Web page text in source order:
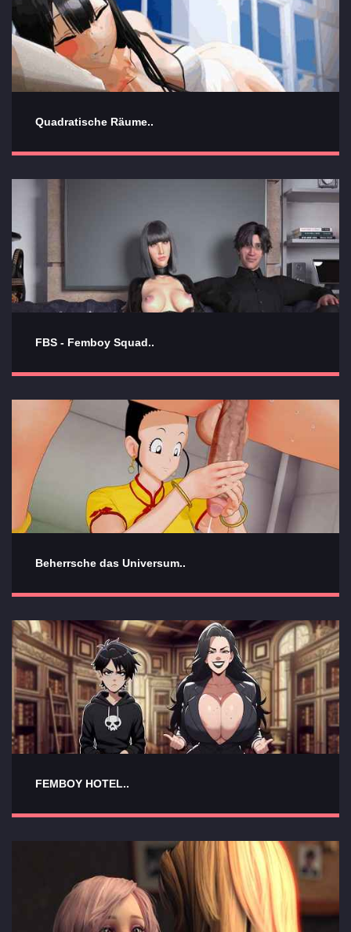
Quadratische Räume..
FBS - Femboy Squad..
Beherrsche das Universum..
FEMBOY HOTEL..